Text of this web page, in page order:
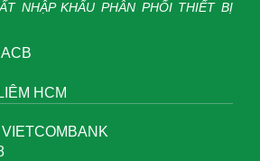
NHẬP KHẨU PHÂN PHỐI THIẾT BỊ
HCM